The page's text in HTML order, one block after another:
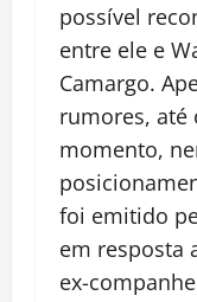
possível
entre ele e
Camargo.
rumores, até
momento,
foi emitido
em resposta
ex-